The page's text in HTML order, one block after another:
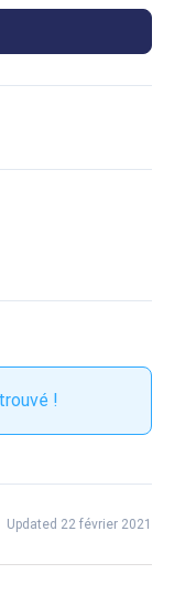
!
Updated 22 février 2021